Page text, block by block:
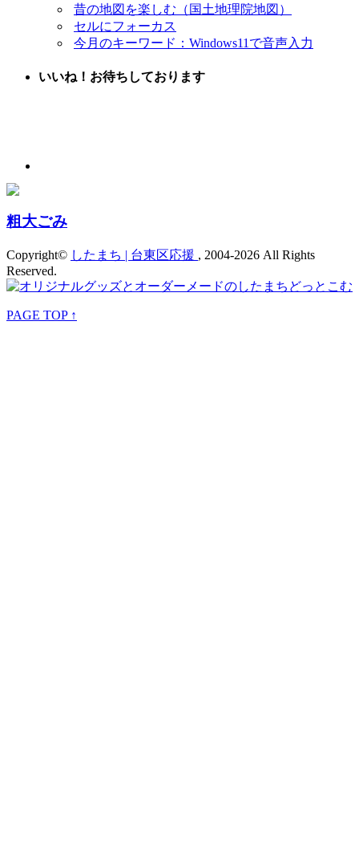
昔の地図を楽しむ（国土地理院地図）
セルにフォーカス
今月のキーワード：Windows11で音声入力
いいね！お待ちしております
粗大ごみ
Copyright© したまち | 台東区応援 , 2004-2026 All Rights
Reserved.
PAGE TOP ↑